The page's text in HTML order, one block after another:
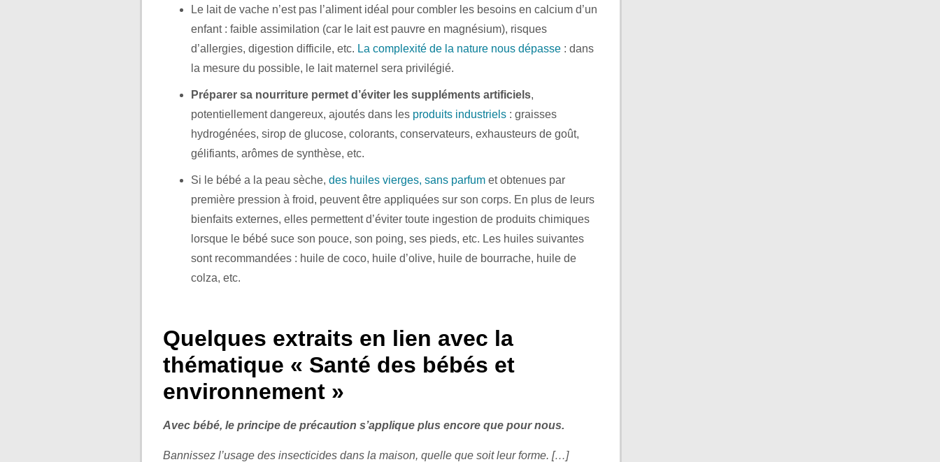
Le lait de vache n’est pas l’aliment idéal pour combler les besoins en calcium d’un
enfant : faible assimilation (car le lait est pauvre en magnésium), risques
d’allergies, digestion difficile, etc. La complexité de la nature nous dépasse : dans
la mesure du possible, le lait maternel sera privilégié.
Préparer sa nourriture permet d’éviter les suppléments artificiels,
potentiellement dangereux, ajoutés dans les produits industriels : graisses
hydrogénées, sirop de glucose, colorants, conservateurs, exhausteurs de goût,
gélifiants, arômes de synthèse, etc.
Si le bébé a la peau sèche, des huiles vierges, sans parfum et obtenues par
première pression à froid, peuvent être appliquées sur son corps. En plus de leurs
bienfaits externes, elles permettent d’éviter toute ingestion de produits chimiques
lorsque le bébé suce son pouce, son poing, ses pieds, etc. Les huiles suivantes
sont recommandées : huile de coco, huile d’olive, huile de bourrache, huile de
colza, etc.
Quelques extraits en lien avec la
thématique « Santé des bébés et
environnement »
Avec bébé, le principe de précaution s’applique plus encore que pour nous.
Bannissez l’usage des insecticides dans la maison, quelle que soit leur forme. […]